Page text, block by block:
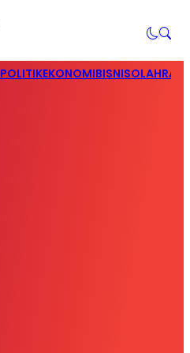
POLITIKEKONOMIBISNIS